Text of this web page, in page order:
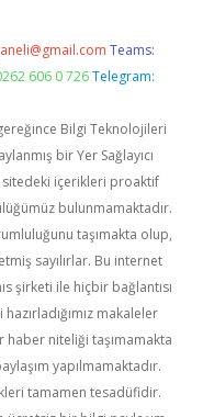
Teams:
606 0 726 Telegram:
Bilgi Teknolojileri
bir Yer Sağlayıcı
içerikleri proaktif
bulunmamaktadır.
taşımakta olup,
sayılırlar. Bu internet
şirketi ile hiçbir bağlantısı
makaleler
haber niteliği taşımamakta
yapılmamaktadır.
tamamen tesadüfidir.